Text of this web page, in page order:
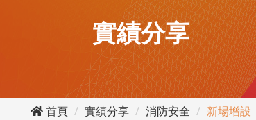
實績分享
首頁 實績分享 消防安全 新場增設